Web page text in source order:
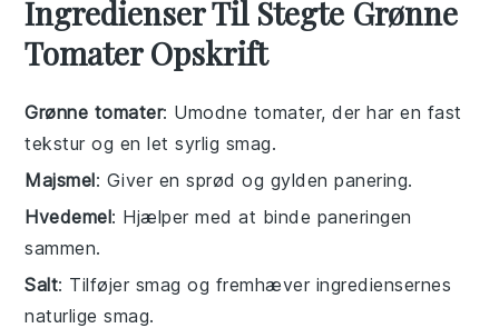
Ingredienser Til Stegte Grønne
Tomater Opskrift
Grønne tomater: Umodne tomater, der har en fast
tekstur og en let syrlig smag.
Majsmel: Giver en sprød og gylden panering.
Hvedemel: Hjælper med at binde paneringen
sammen.
Salt: Tilføjer smag og fremhæver ingrediensernes
naturlige smag.